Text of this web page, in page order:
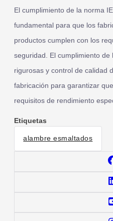
El cumplimiento de la norma
fundamental para que los
productos cumplen con los
seguridad. El cumplimiento
rigurosas y control de calidad
fabricación para garantizar
requisitos de rendimiento
Etiquetas
alambre esmaltados